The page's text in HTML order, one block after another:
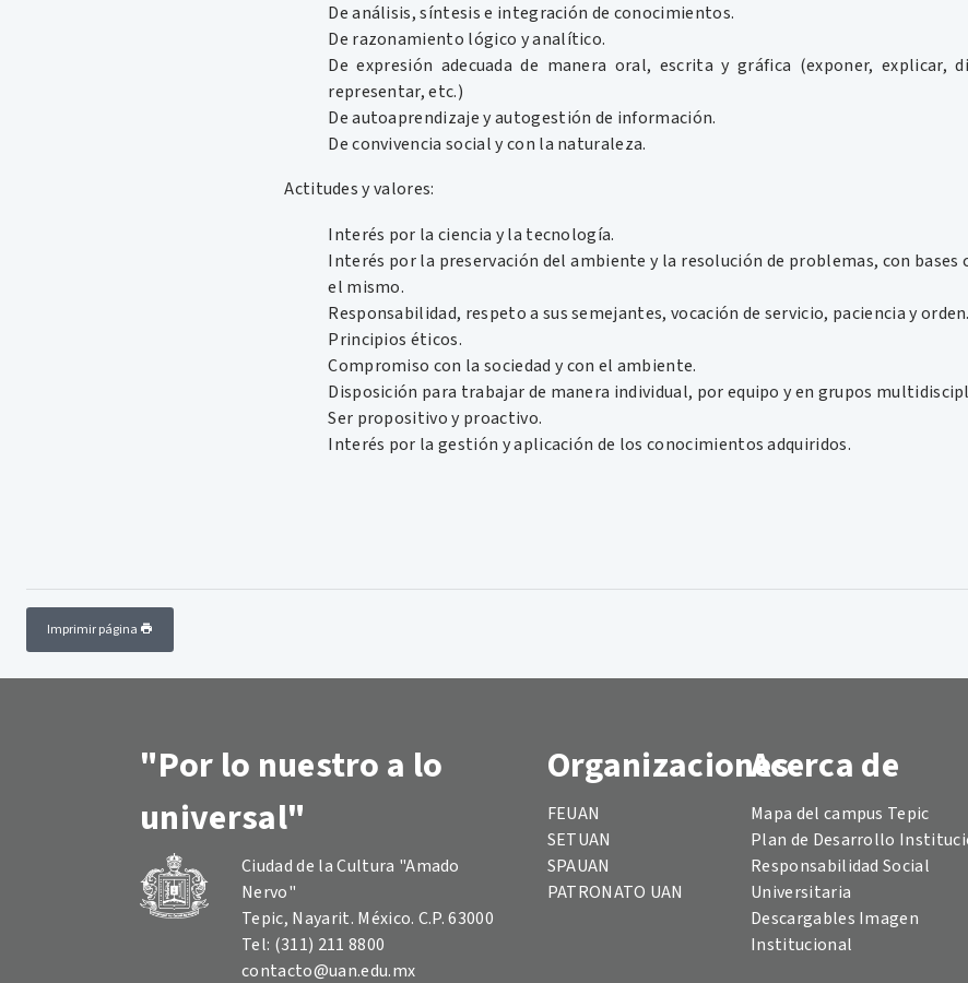
De análisis, síntesis e integración de conocimientos.
De razonamiento lógico y analítico.
De expresión adecuada de manera oral, escrita y gráfica (exponer, explicar,
representar, etc.)
De autoaprendizaje y autogestión de información.
De convivencia social y con la naturaleza.
Actitudes y valores:
Interés por la ciencia y la tecnología.
Interés por la preservación del ambiente y la resolución de problemas, con bases
el mismo.
Responsabilidad, respeto a sus semejantes, vocación de servicio, paciencia y orden.
Principios éticos.
Compromiso con la sociedad y con el ambiente.
Disposición para trabajar de manera individual, por equipo y en grupos
Ser propositivo y proactivo.
Interés por la gestión y aplicación de los conocimientos adquiridos.
Imprimir página
"Por lo nuestro a lo
universal"
Ciudad de la Cultura "Amado
Nervo"
Tepic, Nayarit. México. C.P. 63000
Tel: (311) 211 8800
contacto@uan.edu.mx
Organizaciones
FEUAN
SETUAN
SPAUAN
PATRONATO UAN
Acerca de
Mapa del campus Tepic
Plan de Desarrollo
Responsabilidad Social
Universitaria
Descargables Imagen
Institucional